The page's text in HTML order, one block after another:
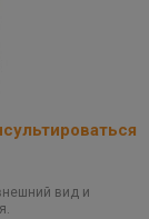
вид и